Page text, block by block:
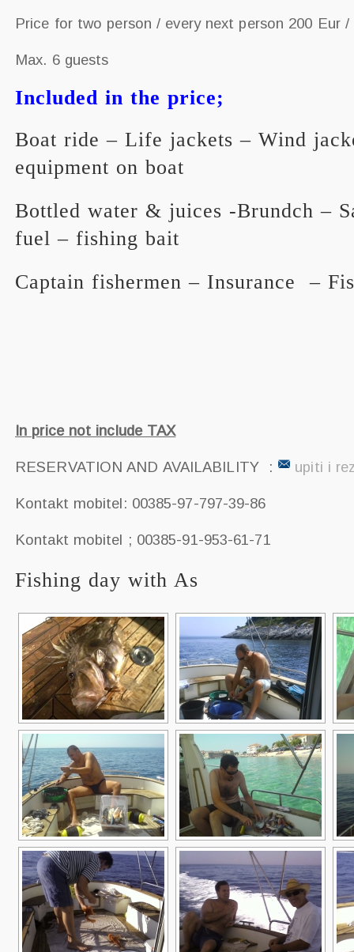
Price for two person / every next person 200 Eur /
Max. 6 guests
Included in the price;
Boat ride – Life jackets – Wind
equipment on boat
Bottled water & juices -Brundch –
fuel – fishing bait
Captain fishermen – Insurance –
In price not include TAX
RESERVATION AND AVAILABILITY : upiti i
Kontakt mobitel: 00385-97-797-39-86
Kontakt mobitel ; 00385-91-953-61-71
Fishing day with As